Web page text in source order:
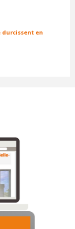
durcissent en